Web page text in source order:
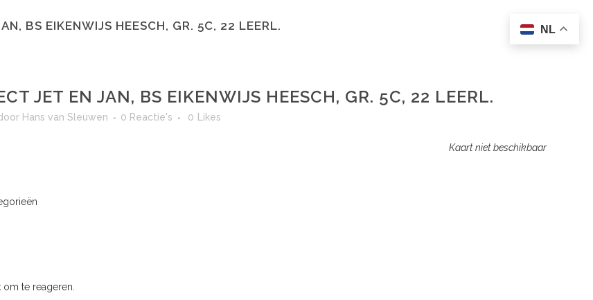
BS EIKENWIJS HEESCH, GR. 5C, 22 LEERL.
JET EN JAN, BS EIKENWIJS HEESCH, GR. 5C, 22 LEERL.
Hans van Sleuwen 0 Reactie's 0 Likes
Kaart niet beschikbaar
te reageren.
NL